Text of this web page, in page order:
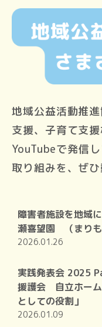
地域公益活動推
支援、子育て支
YouTubeで発信し
取り組みを、ぜひ
障害者施設を地域
瀬喜望園 （まりも
2026.01.26
実践発表会 2025
援護会 自立ホー
としての役割」
2026.01.09